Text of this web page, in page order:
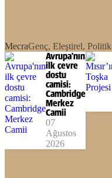
MecraGenç, Eleştirel, Politik
Avrupa'nın
ilk çevre
dostu
camisi:
Cambridge
Merkez
Camii
07
Ağustos
2026